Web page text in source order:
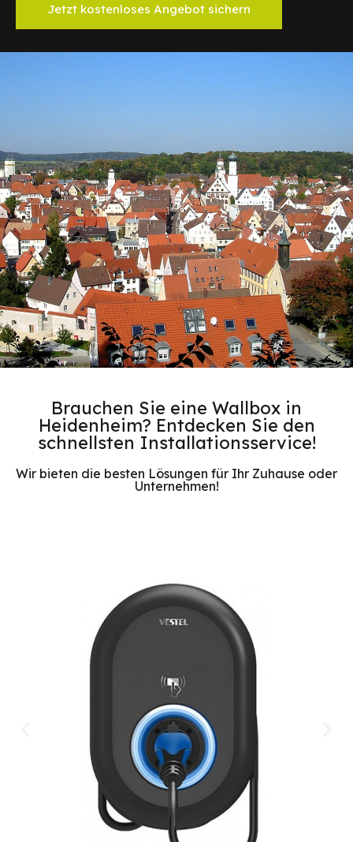
Jetzt kostenloses Angebot sichern
Brauchen Sie eine Wallbox in
Heidenheim? Entdecken Sie den
schnellsten Installationsservice!
Wir bieten die besten Lösungen für Ihr Zuhause oder
Unternehmen!